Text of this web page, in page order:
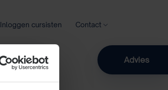
Inloggen cursisten Contact
Advies